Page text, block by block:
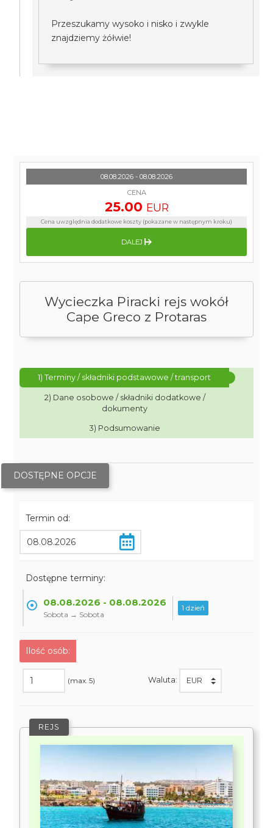
Przeszukamy wysoko i nisko i zwykle
znajdziemy żółwie!
Wycieczka Piracki rejs wokół
Cape Greco z Protaras
1) Terminy / składniki podstawowe / transport
2) Dane osobowe / składniki dodatkowe /
dokumenty
3) Podsumowanie
DOSTĘPNE OPCJE
Termin od:
Dostępne terminy:
08.08.2026 - 08.08.2026
Sobota → Sobota
1 dzień
Ilość osób:
(max. 5) Waluta:
REJS
08.08.2026 - 08.08.2026
CENA
25.00 EUR
Cena uwzględnia dodatkowe koszty (pokazane w następnym kroku)
DALEJ